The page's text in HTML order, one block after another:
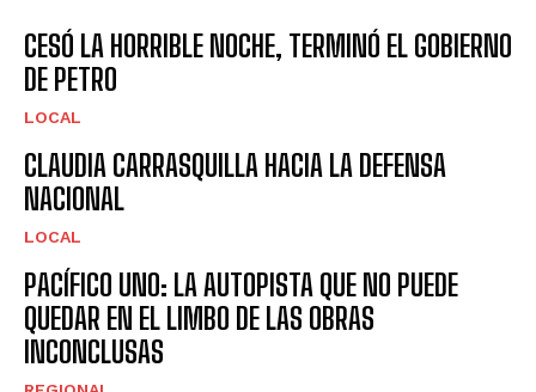
CESÓ LA HORRIBLE NOCHE, TERMINÓ EL GOBIERNO
DE PETRO
LOCAL
CLAUDIA CARRASQUILLA HACIA LA DEFENSA
NACIONAL
LOCAL
PACÍFICO UNO: LA AUTOPISTA QUE NO PUEDE
QUEDAR EN EL LIMBO DE LAS OBRAS
INCONCLUSAS